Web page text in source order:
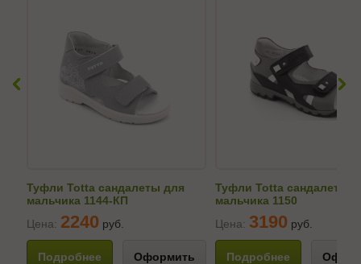
Туфли Totta сандалеты для
мальчика 1144-КП
Цена: 2240 руб.
Подробнее Оформить
Туфли Totta сандалеты
мальчика 1150
Цена: 3190 руб.
Подробнее